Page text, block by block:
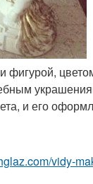
фигурой,
и его
vidy-